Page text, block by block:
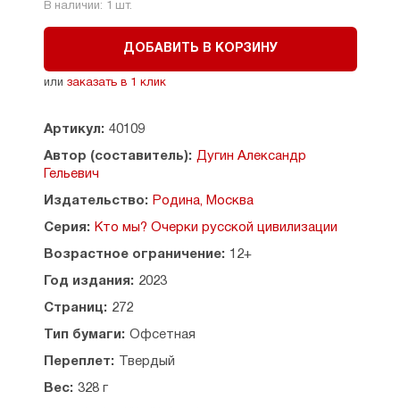
Запада в любых формах, а значит — война
против России становится неизбежной,
а параметры её ведения зависят от нашей
постмодерна и информационного общества
Философские предпосылки войны
и трансформация форм её ведения против
нас — об этом ведётся речь в новой книге
В наличии: 1 шт.
ДОБАВИТЬ В КОРЗИНУ
или заказать в 1 клик
Артикул: 40109
Автор (составитель): Дугин Александр
Гельевич
Издательство: Родина, Москва
Серия: Кто мы? Очерки русской цивилизации
Возрастное ограничение: 12+
Год издания: 2023
Страниц: 272
Тип бумаги: Офсетная
Переплет: Твердый
Вес: 328 г